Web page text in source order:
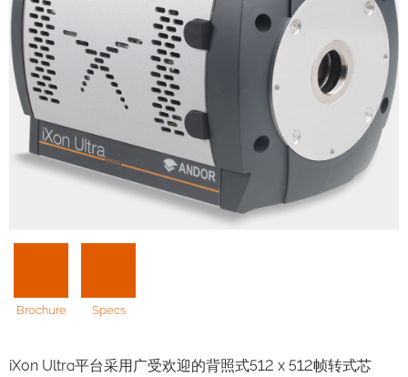
Brochure Specs
iXon Ultra平台采用广受欢迎的背照式512 x 512帧转式芯